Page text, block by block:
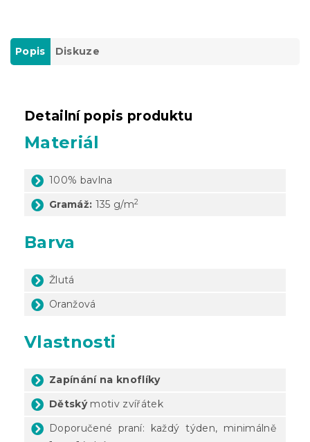
Popis Diskuze
Detailní popis produktu
Materiál
100% bavlna
Gramáž: 135 g/m2
Barva
Žlutá
Oranžová
Vlastnosti
Zapínání na knoflíky
Dětskýmotiv zvířátek
Doporučené praní: každý týden, minimálně